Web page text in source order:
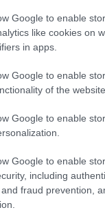
Google to enable
like cookies on
in apps.
Google to enable
of the
Google to enable
Google to enable
including
fraud prevention,
για την
επικοινωνιακής
εκθέσεων
του ευρύτερου
τρίμηνο του